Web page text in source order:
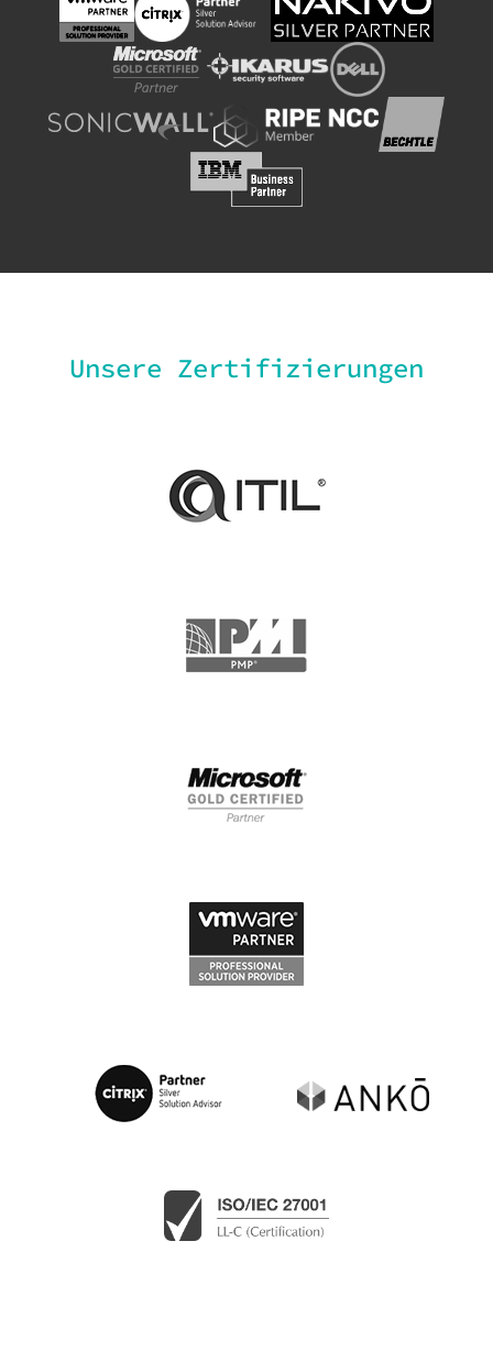
Unsere Zertifizierungen